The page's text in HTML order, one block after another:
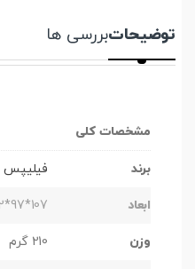
توضیحاتبررسی ها
مشخصات کلی
برند فیلیپس
ابعاد 107*97*32 میلی متر
وزن 210 گرم